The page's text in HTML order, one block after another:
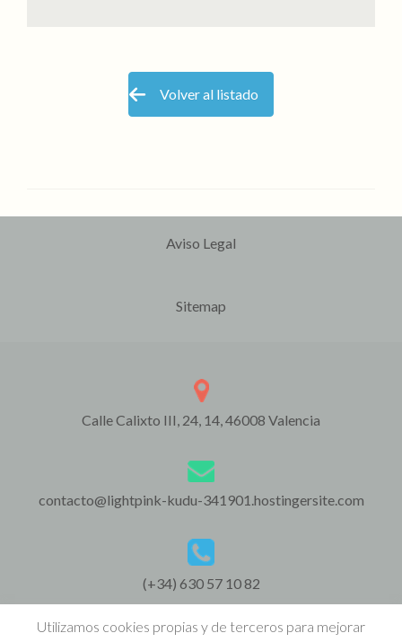
Volver al listado
Aviso Legal
Sitemap
Calle Calixto III, 24, 14, 46008 Valencia
contacto@lightpink-kudu-341901.hostingersite.com
(+34) 630 57 10 82
Utilizamos cookies propias y de terceros para mejorar